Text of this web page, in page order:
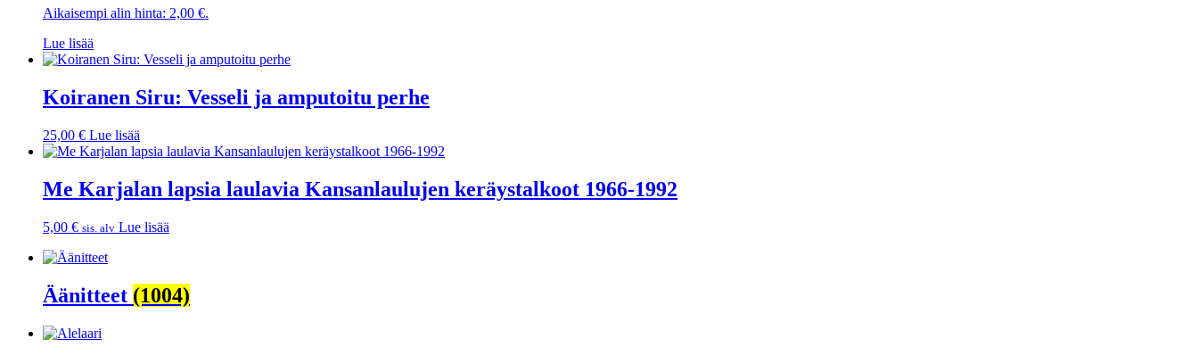
oli:
on:
Aikaisempi alin hinta: 2,00 €.
Lue lisää
Koiranen Siru: Vesseli ja amputoitu perhe
25,00 € Lue lisää
Me Karjalan lapsia laulavia Kansanlaulujen keräystalkoot 1966-1992
5,00 € sis. alv Lue lisää
Äänitteet (1004)